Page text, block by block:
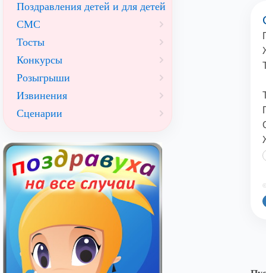
Поздравления детей и для детей
СМС
Тосты
Конкурсы
Розыгрыши
Извинения
Сценарии